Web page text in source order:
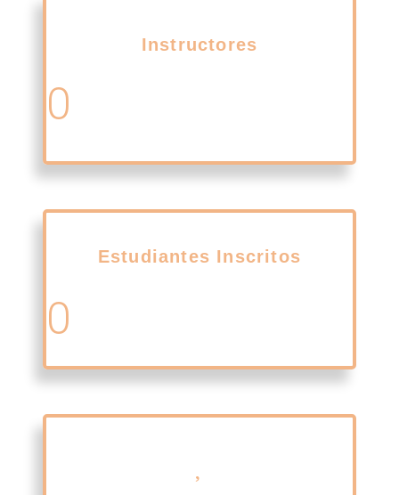
Instructores
0
Estudiantes Inscritos
0